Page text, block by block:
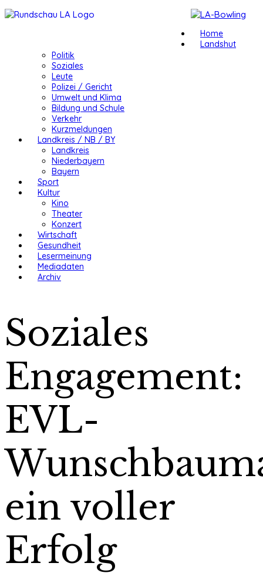
Home
Landshut
Politik
Soziales
Leute
Polizei / Gericht
Umwelt und Klima
Bildung und Schule
Verkehr
Kurzmeldungen
Landkreis / NB / BY
Landkreis
Niederbayern
Bayern
Sport
Kultur
Kino
Theater
Konzert
Wirtschaft
Gesundheit
Lesermeinung
Mediadaten
Archiv
Soziales
Engagement:
EVL-
ein voller
Erfolg